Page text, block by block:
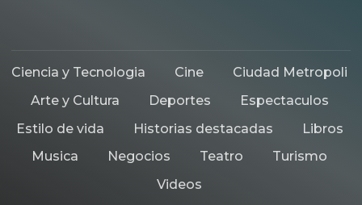
CELEBRA LA NAVIDAD CON EL
CONCIERTO ESPECIAL
DEDICADO AL ROCK DE LOS 80´S